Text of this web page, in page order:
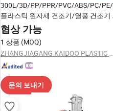
300L/3D/PP/PPR/PVC/ABS/PC/
플라스틱 원자재 건조기/열풍 건조기
조기 호퍼 건조기 유럽형 플라스틱 건조
기 자동 로더 포함
협상 가능
1 상품 (MOQ)
ZHANGJIAGANG KAIDOO PLASTIC TECHNOLOGY CO., LTD.
문의 보내기